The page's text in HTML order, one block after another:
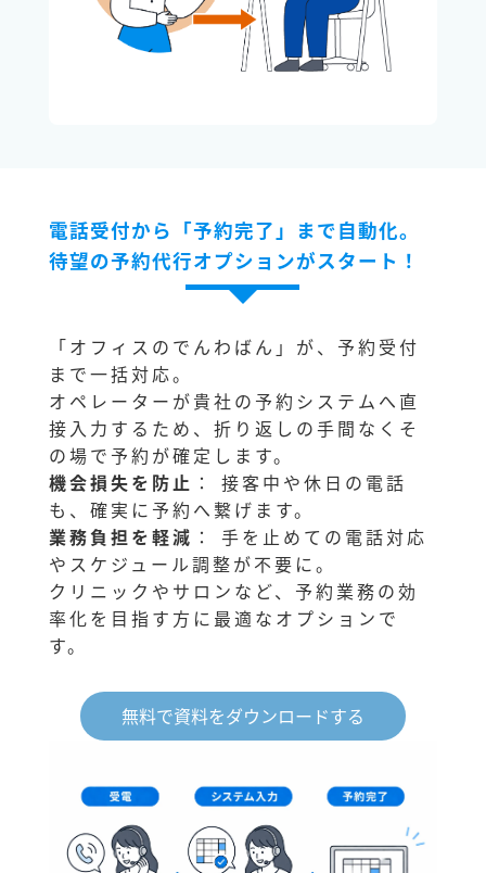
電話受付から「予約完了」まで自動化。
待望の予約代行オプションがスタート！
「オフィスのでんわばん」が、予約受付
まで一括対応。
オペレーターが貴社の予約システムへ直
接入力するため、折り返しの手間なくそ
の場で予約が確定します。
機会損失を防止 ： 接客中や休日の電話
も、確実に予約へ繋げます。
業務負担を軽減 ： 手を止めての電話対応
やスケジュール調整が不要に。
クリニックやサロンなど、予約業務の効
率化を目指す方に最適なオプションで
す。
無料で資料をダウンロードする